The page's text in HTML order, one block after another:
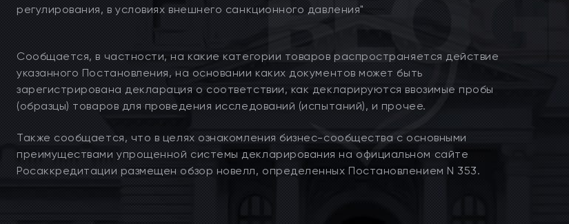
регулирования, в условиях внешнего санкционного давления"
Сообщается, в частности, на какие категории товаров распространяется действие
указанного Постановления, на основании каких документов может быть
зарегистрирована декларация о соответствии, как декларируются ввозимые пробы
(образцы) товаров для проведения исследований (испытаний), и прочее.
Также сообщается, что в целях ознакомления бизнес-сообщества с основными
преимуществами упрощенной системы декларирования на официальном сайте
Росаккредитации размещен обзор новелл, определенных Постановлением N 353.